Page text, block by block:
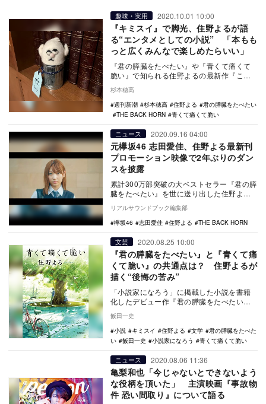
趣味・実用 2020.10.01 10:00
『キミスイ』で脚光、住野よるが語
る“エンタメとしての小説” 「本もも
っと広くみんなで楽しめたらいい」
『君の膵臓をたべたい』や『青くて痛くて
脆い』で知られる住野よるの最新作『この
気持ちもいつか忘れる』が9月16日から発売
されている…
杉本穂高
週刊新潮
杉本穂高 住野よる
君の膵臓をたべたい
THE BACK HORN
青くて痛くて脆い
ニュース 2020.09.16 04:00
元欅坂46 志田愛佳、住野よる最新刊
プロモーション映像で2年ぶりのダン
スを披露
累計300万部突破の大ベストセラー『君の膵
臓をたべたい』を世に送り出した住野よる
の最新長編『この気持ちもいつか忘れる』
が、9月1…
リアルサウンドブック編集部
欅坂46
志田愛佳 住野よる THE BACK HORN
文芸 2020.08.25 10:00
『君の膵臓をたべたい』と『青くて痛
くて脆い』の共通点は？ 住野よるが
描く“後悔の苦み”
「小説家になろう」に掲載した小説を書籍
化したデビュー作『君の膵臓をたべたい』
化されて大ヒッ…
飯田一史
小説
キミスイ 住野よる 文学
君の膵臓をたべた
い
飯田一史 小説家になろう 青くて痛くて脆い
ニュース 2020.08.06 11:36
亀梨和也「今じゃないとできないよう
な役柄を頂いた」 主演映画『事故物
件 恐い間取り』について語る